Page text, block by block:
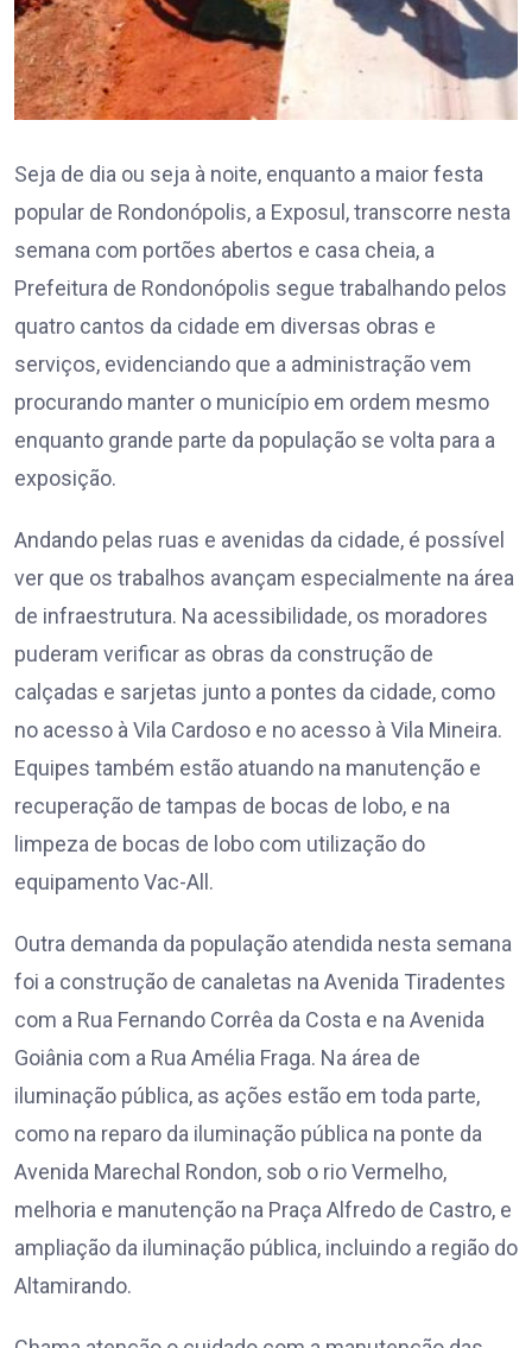
Seja de dia ou seja à noite, enquanto a maior festa
popular de Rondonópolis, a Exposul, transcorre nesta
semana com portões abertos e casa cheia, a
Prefeitura de Rondonópolis segue trabalhando pelos
quatro cantos da cidade em diversas obras e
serviços, evidenciando que a administração vem
procurando manter o município em ordem mesmo
enquanto grande parte da população se volta para a
exposição.
Andando pelas ruas e avenidas da cidade, é possível
ver que os trabalhos avançam especialmente na área
de infraestrutura. Na acessibilidade, os moradores
puderam verificar as obras da construção de
calçadas e sarjetas junto a pontes da cidade, como
no acesso à Vila Cardoso e no acesso à Vila Mineira.
Equipes também estão atuando na manutenção e
recuperação de tampas de bocas de lobo, e na
limpeza de bocas de lobo com utilização do
equipamento Vac-All.
Outra demanda da população atendida nesta semana
foi a construção de canaletas na Avenida Tiradentes
com a Rua Fernando Corrêa da Costa e na Avenida
Goiânia com a Rua Amélia Fraga. Na área de
iluminação pública, as ações estão em toda parte,
como na reparo da iluminação pública na ponte da
Avenida Marechal Rondon, sob o rio Vermelho,
melhoria e manutenção na Praça Alfredo de Castro, e
ampliação da iluminação pública, incluindo a região do
Altamirando.